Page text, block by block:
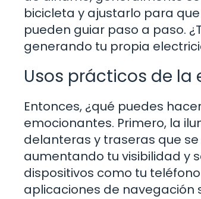
bicicleta y ajustarlo para
pueden guiar paso a paso.
generando tu propia
Usos prácticos de
Entonces, ¿qué puedes
emocionantes. Primero, la
delanteras y traseras que
aumentando tu visibilidad y
dispositivos como tu
aplicaciones de